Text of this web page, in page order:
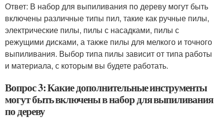
Ответ: В набор для выпиливания по дереву могут быть
включены различные типы пил, такие как ручные пилы,
электрические пилы, пилы с насадками, пилы с
режущими дисками, а также пилы для мелкого и точного
выпиливания. Выбор типа пилы зависит от типа работы
и материала, с которым вы будете работать.
Вопрос 3: Какие дополнительные инструменты
могут быть включены в набор для выпиливания
по дереву